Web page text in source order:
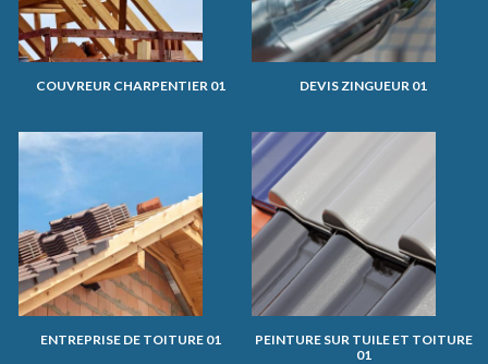
COUVREUR CHARPENTIER 01 DEVIS ZINGUEUR 01
ENTREPRISE DE TOITURE 01
PEINTURE SUR TUILE ET TOITURE
01